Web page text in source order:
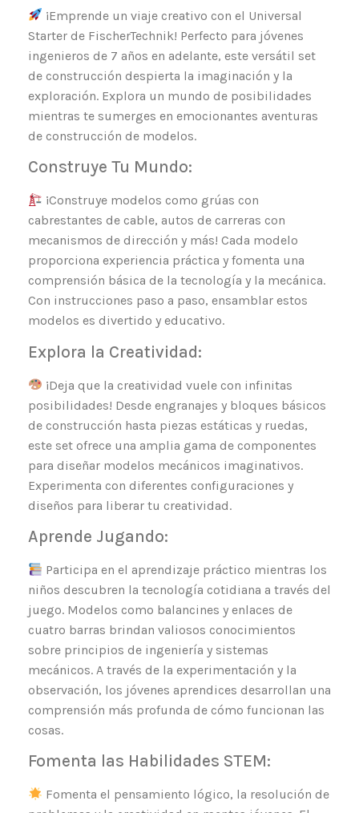
¡Emprende un viaje creativo con el Universal
Starter de FischerTechnik! Perfecto para jóvenes
ingenieros de 7 años en adelante, este versátil set
de construcción despierta la imaginación y la
exploración. Explora un mundo de posibilidades
mientras te sumerges en emocionantes aventuras
de construcción de modelos.
Construye Tu Mundo:
¡Construye modelos como grúas con
cabrestantes de cable, autos de carreras con
mecanismos de dirección y más! Cada modelo
proporciona experiencia práctica y fomenta una
comprensión básica de la tecnología y la mecánica.
Con instrucciones paso a paso, ensamblar estos
modelos es divertido y educativo.
Explora la Creatividad:
¡Deja que la creatividad vuele con infinitas
posibilidades! Desde engranajes y bloques básicos
de construcción hasta piezas estáticas y ruedas,
este set ofrece una amplia gama de componentes
para diseñar modelos mecánicos imaginativos.
Experimenta con diferentes configuraciones y
diseños para liberar tu creatividad.
Aprende Jugando:
Participa en el aprendizaje práctico mientras los
niños descubren la tecnología cotidiana a través del
juego. Modelos como balancines y enlaces de
cuatro barras brindan valiosos conocimientos
sobre principios de ingeniería y sistemas
mecánicos. A través de la experimentación y la
observación, los jóvenes aprendices desarrollan una
comprensión más profunda de cómo funcionan las
cosas.
Fomenta las Habilidades STEM:
Fomenta el pensamiento lógico, la resolución de